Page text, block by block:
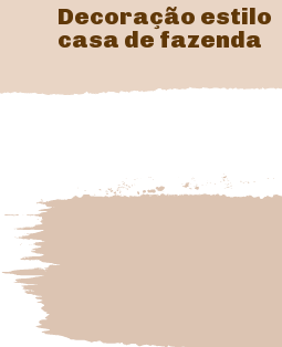
Decoração estilo
casa de fazenda